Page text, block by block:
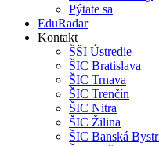
Pýtate sa
EduRadar
Kontakt
ŠŠI Ústredie
ŠIC Bratislava
ŠIC Trnava
ŠIC Trenčín
ŠIC Nitra
ŠIC Žilina
ŠIC Banská